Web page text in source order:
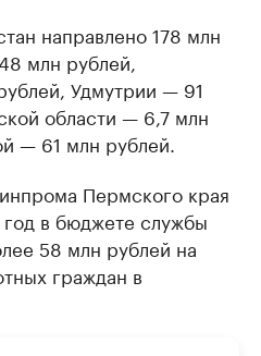
направлено 178 млн
млн рублей,
Удмутрии — 91
области — 6,7 млн
— 61 млн рублей.
Пермского края
в бюджете службы
58 млн рублей на
граждан в